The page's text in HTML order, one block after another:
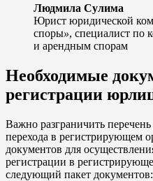
Людмила Сулима
Юрист юридической
споры», специалист по
и арендным спорам
Необходимые
регистрации
Важно разграничить
перехода в регистрирующем
документов для
регистрации в
следующий пакет документов: